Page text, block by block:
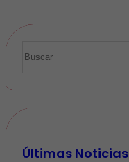
Últimas Noticias